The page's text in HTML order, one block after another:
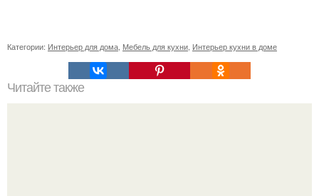
Категории: Интерьер для дома Мебель для кухни Интерьер кухни в доме
Читайте также